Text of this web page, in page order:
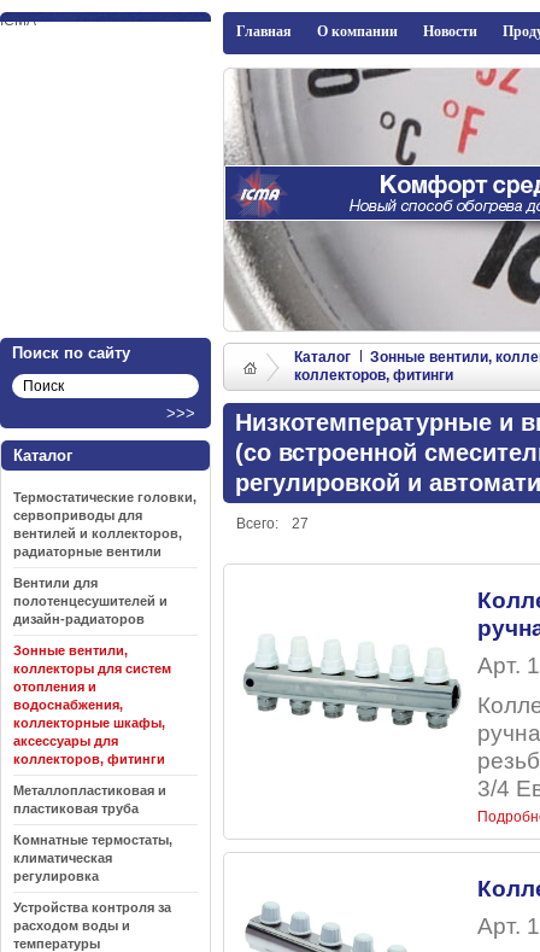
Каталог
Зонные вентили,
коллекторов, фитинги
Низкотемпературные и
(со встроенной
регулировкой и
Всего: 27
Арт.
3/4
Арт.
Каталог
Термостатические головки,
сервоприводы для
вентилей и коллекторов,
радиаторные вентили
Вентили для
полотенцесушителей и
дизайн-радиаторов
Зонные вентили,
коллекторы для систем
отопления и
водоснабжения,
коллекторные шкафы,
аксессуары для
коллекторов, фитинги
Металлопластиковая и
пластиковая труба
Комнатные термостаты,
климатическая
регулировка
Устройства контроля за
расходом воды и
температуры
ICMA
Главная О компании Новости
Поиск по сайту